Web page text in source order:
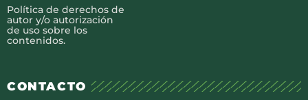
Política de derechos de
autor y/o autorización
de uso sobre los
contenidos.
CONTACTO